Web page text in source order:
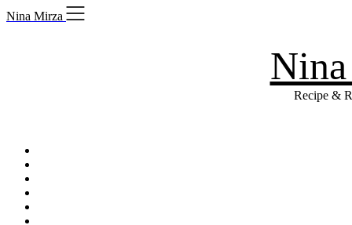
Skip
to
Nina Mirza
Recipe &